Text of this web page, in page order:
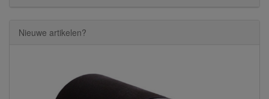
Nieuwe artikelen?